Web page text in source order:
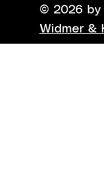
© 2026 by
Widmer &